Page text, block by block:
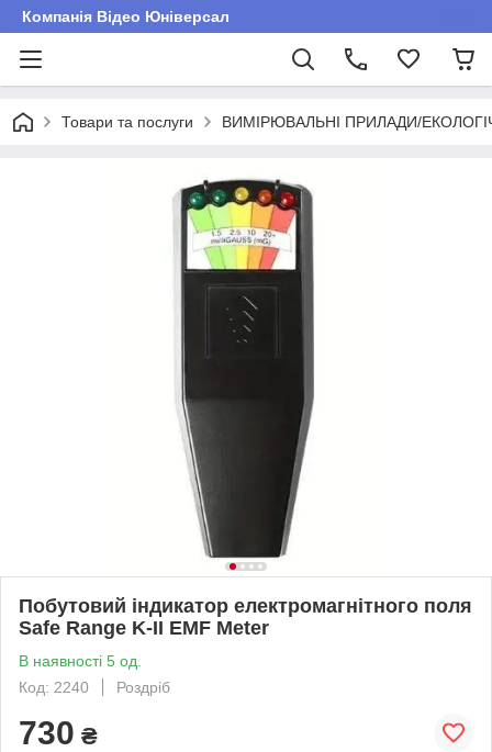
Компанія Відео Юніверсал
Товари та послуги ВИМІРЮВАЛЬНІ ПРИЛАДИ/
Побутовий індикатор електромагнітного поля
Safe Range K-II EMF Meter
В наявності 5 од.
Код: 2240
Роздріб
730 ₴